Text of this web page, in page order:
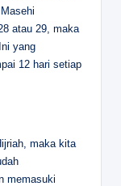
atau 29, maka
yang
12 hari setiap
maka kita
memasuki